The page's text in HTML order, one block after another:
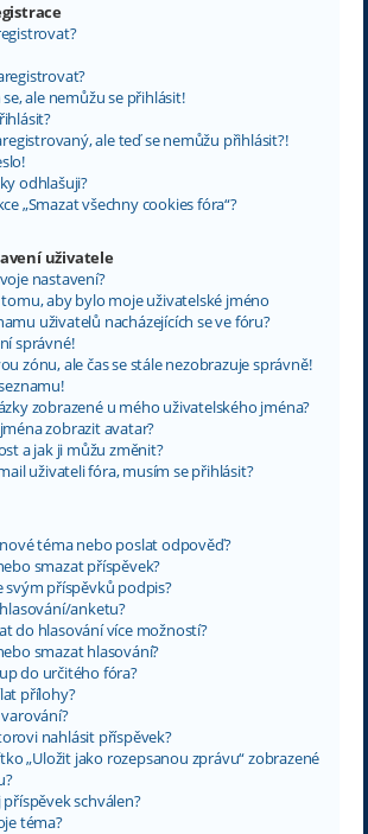
ale nemůžu se přihlásit!
ale teď se nemůžu přihlásit?!
odhlašuji?
„Smazat všechny cookies fóra“?
uživatele
nastavení?
aby bylo moje uživatelské jméno
uživatelů nacházejících se ve fóru?
správné!
zónu, ale čas se stále nezobrazuje správně!
zobrazené u mého uživatelského jména?
zobrazit avatar?
a jak ji můžu změnit?
uživateli fóra, musím se přihlásit?
téma nebo poslat odpověď?
smazat příspěvek?
svým příspěvků podpis?
anketu?
do hlasování více možností?
smazat hlasování?
do určitého fóra?
přílohy?
nahlásit příspěvek?
„Uložit jako rozepsanou zprávu“ zobrazené
schválen?
téma?